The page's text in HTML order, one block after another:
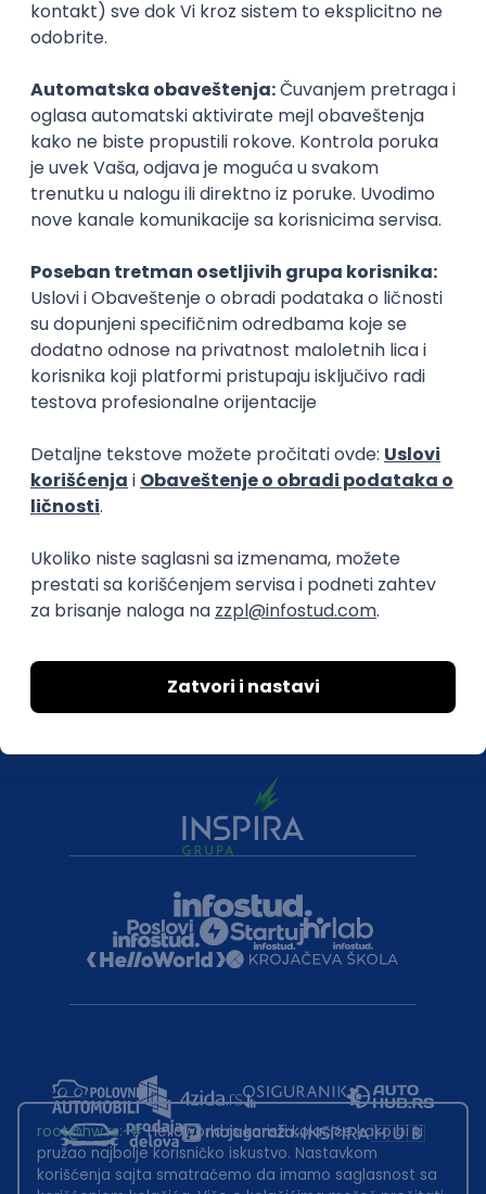
Istaknuti poslodavci
Okupljamo IT zajednicu, podižemo
transparentnost domaćeg IT tržišta rada i
efikasno spajamo kandidate i poslodavce.
O nama
Za poslodavce
Uslovi korišćenja
Za medije
Kontakt
root@hw.rs:~#Helloworld.rs koristi kolačiće kako bi ti
pružao najbolje korisničko iskustvo. Nastavkom
korišćenja sajta smatraćemo da imamo saglasnost sa